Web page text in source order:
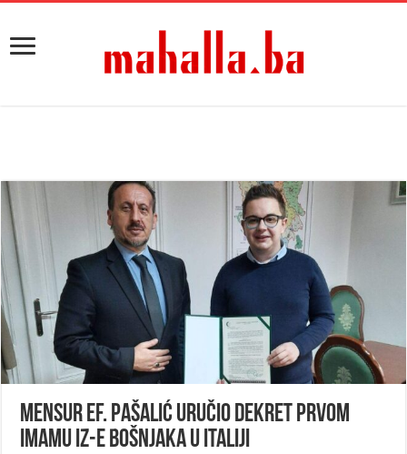
Mensur ef. Pašalić uručio dekret prvom
imamu IZ-e Bošnjaka u Italiji